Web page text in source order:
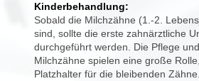
Kinderbehandlung:
Sobald die Milchzähne (1.-2.
sind, sollte die erste zahnärztliche
durchgeführt werden. Die Pflege
Milchzähne spielen eine große
Platzhalter für die bleibenden